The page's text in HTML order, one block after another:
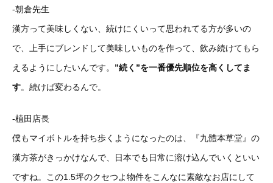
-朝倉先生
漢方って美味しくない、続けにくいって思われてる方が多いの
で、上手にブレンドして美味しいものを作って、飲み続けてもら
えるようにしたいんです。 ”続く”を一番優先順位を高くしてま
す。続けば変わるんで。
-植田店長
僕もマイボトルを持ち歩くようになったのは、『九體本草堂』の
漢方茶がきっかけなんで、日本でも日常に溶け込んでいくといい
ですね。この1.5坪のクセつよ物件をこんなに素敵なお店にして